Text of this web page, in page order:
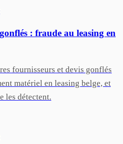
: fraude au leasing en
fournisseurs et devis gonflés
matériel en leasing belge, et
les détectent.